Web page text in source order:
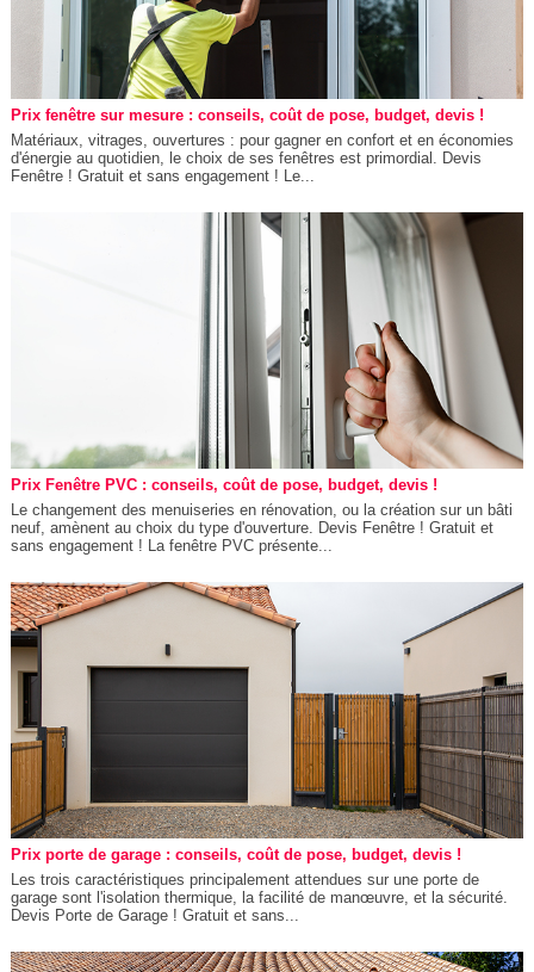
Prix fenêtre sur mesure : conseils, coût de pose, budget, devis !
Matériaux, vitrages, ouvertures : pour gagner en confort et en économies
d'énergie au quotidien, le choix de ses fenêtres est primordial. Devis
Fenêtre ! Gratuit et sans engagement ! Le...
Prix Fenêtre PVC : conseils, coût de pose, budget, devis !
Le changement des menuiseries en rénovation, ou la création sur un bâti
neuf, amènent au choix du type d'ouverture. Devis Fenêtre ! Gratuit et
sans engagement ! La fenêtre PVC présente...
Prix porte de garage : conseils, coût de pose, budget, devis !
Les trois caractéristiques principalement attendues sur une porte de
garage sont l'isolation thermique, la facilité de manœuvre, et la sécurité.
Devis Porte de Garage ! Gratuit et sans...